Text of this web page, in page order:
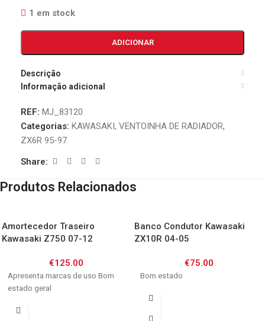
1 em stock
ADICIONAR
Descrição
Informação adicional
REF: MJ_83120
Categorias: KAWASAKI, VENTOINHA DE RADIADOR,
ZX6R 95-97
Share:
Produtos Relacionados
Amortecedor Traseiro
Kawasaki Z750 07-12
€125.00
Apresenta marcas de uso Bom
estado geral
Banco Condutor Kawasaki
ZX10R 04-05
€75.00
Bom estado